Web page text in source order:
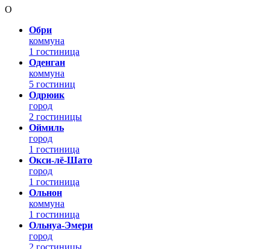
О
Обри
коммуна
1 гостиница
Оденган
коммуна
5 гостиниц
Одрюик
город
2 гостиницы
Оймиль
город
1 гостиница
Окси-лё-Шато
город
1 гостиница
Ольнон
коммуна
1 гостиница
Ольнуа-Эмери
город
2 гостиницы